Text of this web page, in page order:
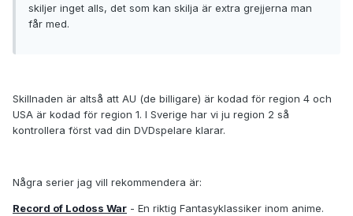
skiljer inget alls, det som kan skilja är extra grejjerna man
får med.
Skillnaden är altså att AU (de billigare) är kodad för region 4 och
USA är kodad för region 1. I Sverige har vi ju region 2 så
kontrollera först vad din DVDspelare klarar.
Några serier jag vill rekommendera är:
Record of Lodoss War - En riktig Fantasyklassiker inom anime.